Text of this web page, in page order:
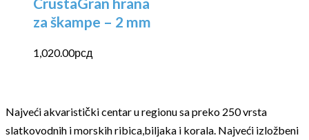
za škampe – 2 mm
1,020.00рсд
Najveći akvaristički centar u regionu sa preko 250 vrsta
slatkovodnih i morskih ribica,biljaka i korala. Najveći izložbeni